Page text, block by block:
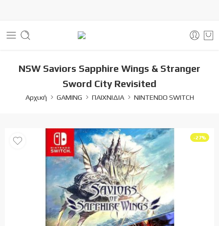
NSW Saviors Sapphire Wings & Stranger
Sword City Revisited
Αρχική GAMING ΠΑΙΧΝΙΔΙΑ NINTENDO SWITCH
-27%